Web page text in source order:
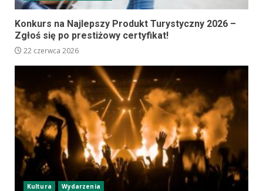
Konkurs na Najlepszy Produkt Turystyczny 2026 –
Zgłoś się po prestiżowy certyfikat!
22 czerwca 2026
Kultura Wydarzenia